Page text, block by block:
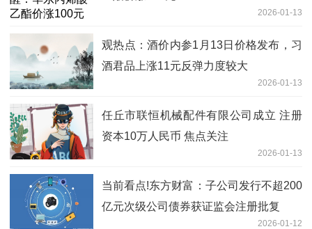
2026-01-13
观热点：酒价内参1月13日价格发布，习
酒君品上涨11元反弹力度较大
2026-01-13
任丘市联恒机械配件有限公司成立 注册
资本10万人民币 焦点关注
2026-01-13
当前看点!东方财富：子公司发行不超200
亿元次级公司债券获证监会注册批复
2026-01-12